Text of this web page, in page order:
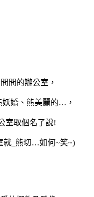
間的辦公室，
嬌、熊美麗的…，
室取個名了說!
就_ 熊切…如何~笑~)